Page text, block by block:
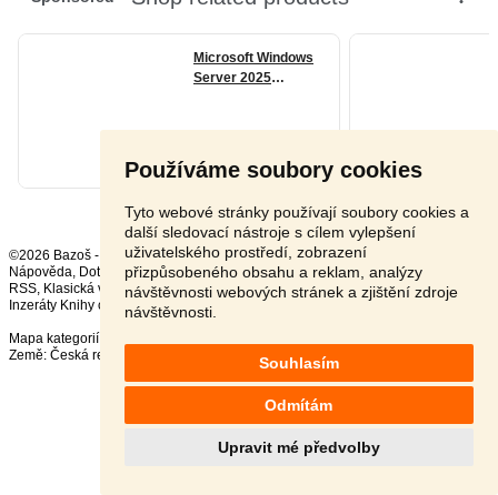
Používáme soubory cookies
Tyto webové stránky používají soubory cookies a
další sledovací nástroje s cílem vylepšení
uživatelského prostředí, zobrazení
přizpůsobeného obsahu a reklam, analýzy
návštěvnosti webových stránek a zjištění zdroje
návštěvnosti.
Souhlasím
Odmítám
Upravit mé předvolby
©2026 Bazoš -
Inzerce, Bazar
Nápověda, Dotazy ,Hodnocení,Kontakt,Reklama Podmínky,Ochrana údajů
RSS,
Inzeráty Knihy celkem:
37034 , za 24 hodin:
Mapa kategorií
Země: Česká republika Polsko, Rakousko